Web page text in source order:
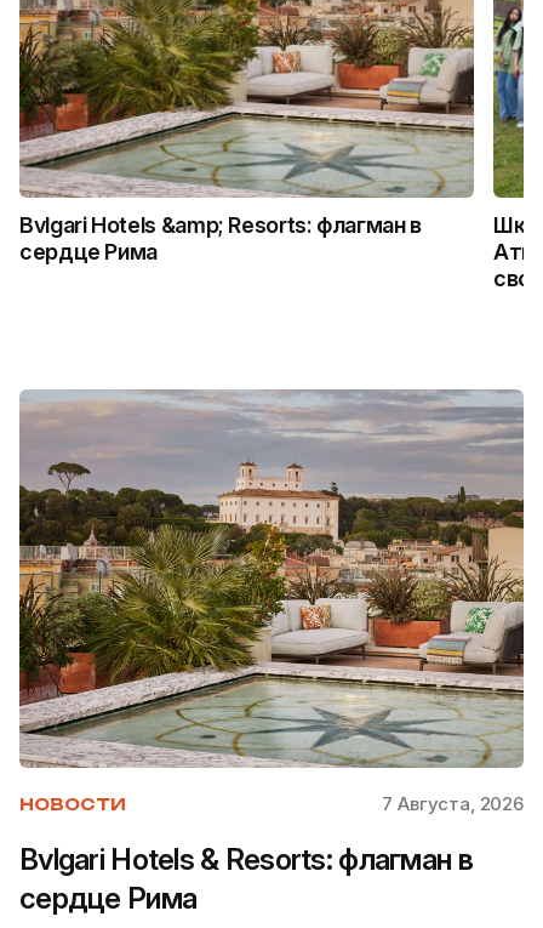
Bvlgari Hotels &amp; Resorts: флагман в
сердце Рима
НОВОСТИ 7 Августа, 2026
Bvlgari Hotels & Resorts: флагман в
сердце Рима